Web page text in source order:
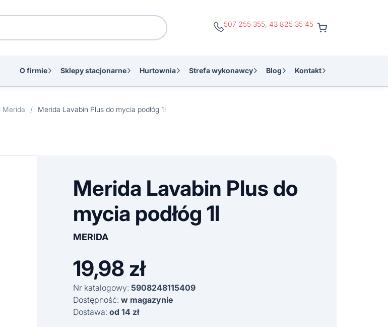
507 255 355 43 825 35 45
O firmie Sklepy stacjonarne Hurtownia Strefa wykonawcy Blog Kontakt
Merida / Merida Lavabin Plus do mycia podłóg 1l
Merida Lavabin Plus do
mycia podłóg 1l
MERIDA
19,98 zł
Nr katalogowy: 5908248115409
Dostępność: w magazynie
Dostawa: od 14 zł